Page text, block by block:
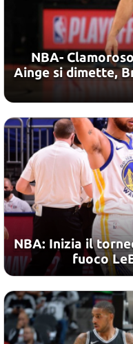
NBA-
Ainge si dimette,
NBA: Inizia il
fuoco